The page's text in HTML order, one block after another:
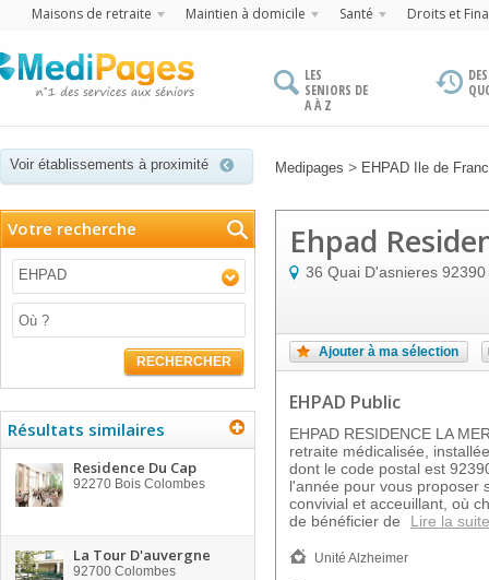
Maisons de retraite Maintien à domicile Santé Droits et
LES
SENIORS DE
A À Z
Voir établissements à proximité Medipages > EHPAD Ile de
Votre recherche
EHPAD
RECHERCHER
Résultats similaires
Residence Du Cap
92270 Bois Colombes
La Tour D'auvergne
92700 Colombes
Ehpad
36 Quai D'asnieres 92390
Ajouter à ma sélection
EHPAD Public
EHPAD RESIDENCE LA
retraite médicalisée,
dont le code postal est
l'année pour vous proposer
convivial et acceuillant, où
de bénéficier de
Lire la suite
Unité Alzheimer